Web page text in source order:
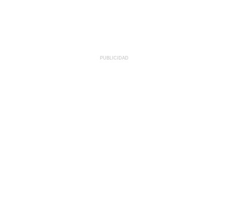
PUBLICIDAD